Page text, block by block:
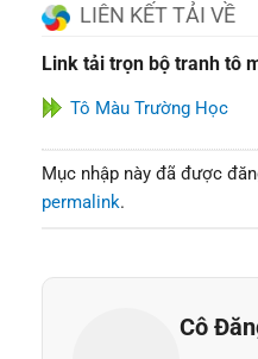
LIÊN KẾT TẢI VỀ
Link tải trọn bộ tranh tô
Tô Màu Trường Học
Mục nhập này đã được
permalink.
Cô